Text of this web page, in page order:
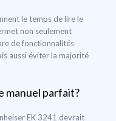
le temps de lire le
non seulement
de fonctionnalités
aussi éviter la majorité
manuel parfait?
EK 3241 devrait